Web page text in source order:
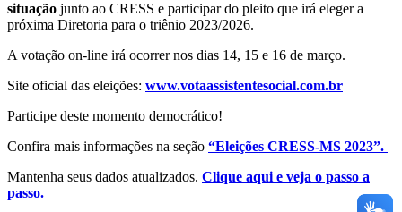
situação junto ao CRESS e participar do pleito que irá eleger a
próxima Diretoria para o triênio 2023/2026.
A votação on-line irá ocorrer nos dias 14, 15 e 16 de março.
Site oficial das eleições: www.votaassistentesocial.com.br
Participe deste momento democrático!
Confira mais informações na seção “Eleições CRESS-MS 2023”.
Mantenha seus dados atualizados. Clique aqui e veja o passo a
passo.